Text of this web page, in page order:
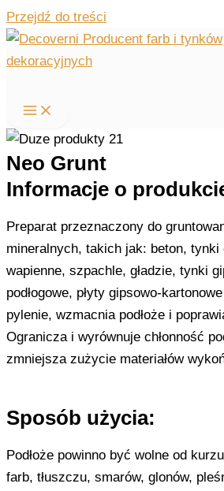
Przejdź do treści
Neo Grunt
Informacje o
Preparat przeznaczony do
mineralnych, takich jak: beton, tynki
wapienne, szpachle, gładzie, tynki
podłogowe, płyty gipsowo-
pylenie, wzmacnia podłoże i
Ogranicza i wyrównuje chłonność
zmniejsza zużycie materiałów
Sposób użycia:
Podłoże powinno być wolne od
farb, tłuszczu, smarów, glonów,